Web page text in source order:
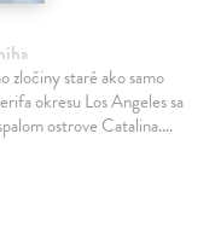
zločiny staré ako samo
okresu Los Angeles sa
ostrove Catalina.…